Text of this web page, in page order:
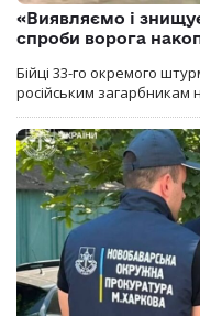
«Виявляємо і
спроби ворога
Бійці 33-го окремого
російським загарбникам